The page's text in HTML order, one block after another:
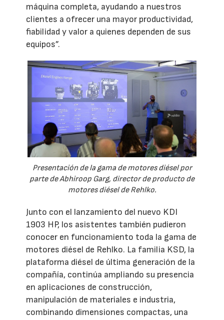
máquina completa, ayudando a nuestros
clientes a ofrecer una mayor productividad,
fiabilidad y valor a quienes dependen de sus
equipos”.
Presentación de la gama de motores diésel por
parte de Abhiroop Garg, director de producto de
motores diésel de Rehlko.
Junto con el lanzamiento del nuevo KDI
1903 HP, los asistentes también pudieron
conocer en funcionamiento toda la gama de
motores diésel de Rehlko. La familia KSD, la
plataforma diésel de última generación de la
compañía, continúa ampliando su presencia
en aplicaciones de construcción,
manipulación de materiales e industria,
combinando dimensiones compactas, una